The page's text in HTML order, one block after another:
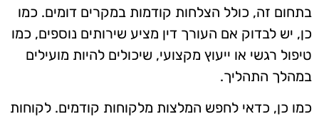
בתחום זה, כולל הצלחות קודמות במקרים דומים. כמו
כן, יש לבדוק אם העורך דין מציע שירותים נוספים, כמו
טיפול רגשי או ייעוץ מקצועי, שיכולים להיות מועילים
במהלך התהליך.
כמו כן, כדאי לחפש המלצות מלקוחות קודמים. לקוחות